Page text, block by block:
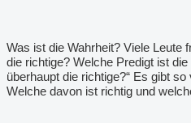
Was ist die Wahrheit? Viele Leute
die richtige? Welche Predigt ist
überhaupt die richtige?“ Es gibt
Welche davon ist richtig und